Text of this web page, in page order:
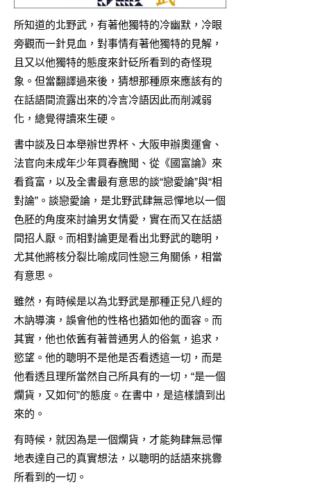
所知道的北野武，有著他獨特的冷幽默，冷眼
旁觀而一針見血，對事情有著他獨特的見解，
且又以他獨特的態度來針砭所看到的奇怪現
象。但當翻譯過來後，猜想那種原來應該有的
在話語間流露出來的冷言冷語因此而削減弱
化，總覺得讀來生硬。
書中談及日本舉辦世界杯、大阪申辦奧運會、
法官向未成年少年買春醜聞、從《國富論》來
看貧富，以及全書最有意思的談“戀愛論”與“相
對論”。談戀愛論，是北野武肆無忌憚地以一個
色胚的角度來討論男女情愛，實在而又在話語
間招人厭。而相對論更是看出北野武的聰明，
尤其他將核分裂比喻成同性戀三角關係，相當
有意思。
雖然，有時候是以為北野武是那種正兒八經的
木訥導演，誤會他的性格也猶如他的面容。而
其實，他也依舊有著普通男人的俗氣，追求，
慾望。他的聰明不是他是否看透這一切，而是
他看透且理所當然自己所具有的一切，“是一個
爛貨，又如何”的態度。在書中，是這樣讀到出
來的。
有時候，就因為是一個爛貨，才能夠肆無忌憚
地表達自己的真實想法，以聰明的話語來挑釁
所看到的一切。